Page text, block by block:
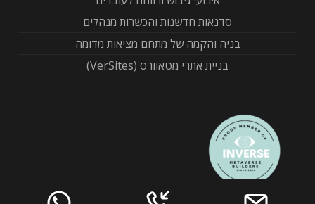
סדנאות חדשנות והכשרות מנהלים
בניה והקמה של מתחם מציאות מדומה
בניית אתרי מטאוורס (VerSites)